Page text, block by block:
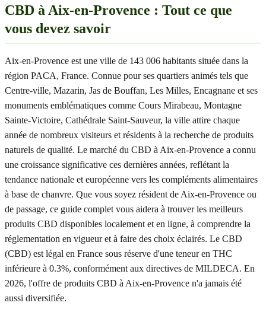
CBD à Aix-en-Provence : Tout ce que
vous devez savoir
Aix-en-Provence est une ville de 143 006 habitants située dans la
région PACA, France. Connue pour ses quartiers animés tels que
Centre-ville, Mazarin, Jas de Bouffan, Les Milles, Encagnane et ses
monuments emblématiques comme Cours Mirabeau, Montagne
Sainte-Victoire, Cathédrale Saint-Sauveur, la ville attire chaque
année de nombreux visiteurs et résidents à la recherche de produits
naturels de qualité. Le marché du CBD à Aix-en-Provence a connu
une croissance significative ces dernières années, reflétant la
tendance nationale et européenne vers les compléments alimentaires
à base de chanvre. Que vous soyez résident de Aix-en-Provence ou
de passage, ce guide complet vous aidera à trouver les meilleurs
produits CBD disponibles localement et en ligne, à comprendre la
réglementation en vigueur et à faire des choix éclairés. Le CBD
(CBD) est légal en France sous réserve d'une teneur en THC
inférieure à 0.3%, conformément aux directives de MILDECA. En
2026, l'offre de produits CBD à Aix-en-Provence n'a jamais été
aussi diversifiée.